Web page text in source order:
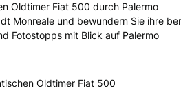
Oldtimer Fiat 500 durch Palermo
Monreale und bewundern Sie ihre
Fotostopps mit Blick auf Palermo
Oldtimer Fiat 500